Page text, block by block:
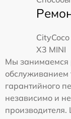
CityCoco
X3 MINI
Мы занимаемся
обслуживанием
гарантийного
независимо и